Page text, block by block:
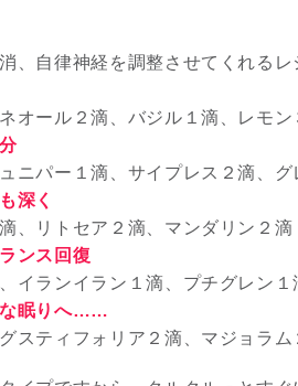
、自律神経を調整させてくれるレ
オール２滴、バジル１滴、レモン
ニパー１滴、サイプレス２滴、
深く
、リトセア２滴、マンダリン２滴
ンス回復
イランイラン１滴、プチグレン
眠りへ……
スティフォリア２滴、マジョラ